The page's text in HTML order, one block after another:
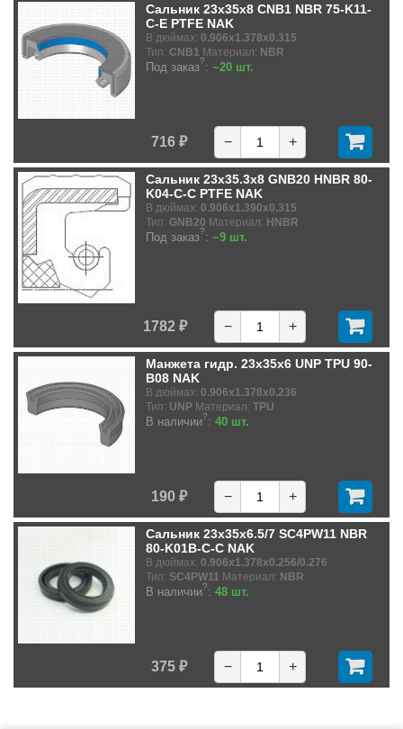
Сальник 23x35x8 CNB1 NBR 75-K11-
C-E PTFE NAK
В дюймах: 0.906x1.378x0.315
Тип: CNB1 Материал: NBR
Под заказ?: ~20 шт.
716 ₽ − +
Сальник 23x35.3x8 GNB20 HNBR 80-
K04-C-C PTFE NAK
В дюймах: 0.906x1.390x0.315
Тип: GNB20 Материал: HNBR
Под заказ?: ~9 шт.
1782 ₽ − +
Манжета гидр. 23x35x6 UNP TPU 90-
B08 NAK
В дюймах: 0.906x1.378x0.236
Тип: UNP Материал: TPU
В наличии?: 40 шт.
190 ₽ − +
Сальник 23x35x6.5/7 SC4PW11 NBR
80-K01B-C-C NAK
В дюймах: 0.906x1.378x0.256/0.276
Тип: SC4PW11 Материал: NBR
В наличии?: 48 шт.
375 ₽ − +